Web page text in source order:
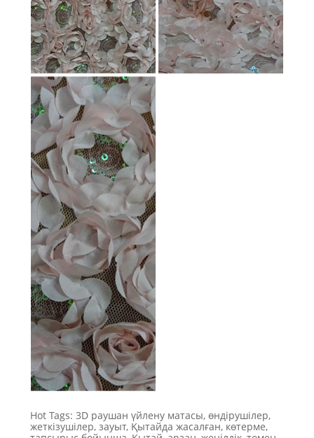
Hot Tags: 3D раушан үйлену матасы, өндірушілер,
жеткізушілер, зауыт, Қытайда жасалған, көтерме,